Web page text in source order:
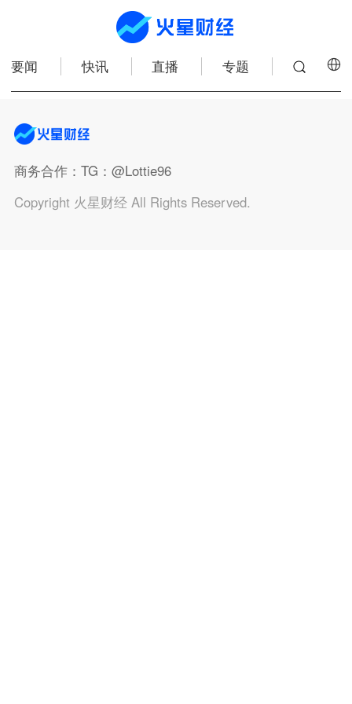
要闻 快讯 直播 专题
商务合作：TG：@Lottie96
Copyright 火星财经 All Rights Reserved.